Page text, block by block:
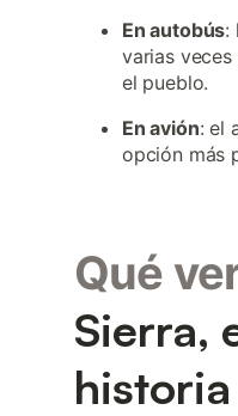
En autobús:
varias
el pueblo.
En avión: el
opción más
Qué
Sierra,
historia